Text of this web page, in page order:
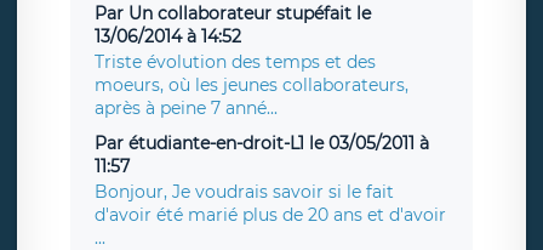
Par Un collaborateur stupéfait le
13/06/2014 à 14:52
Triste évolution des temps et des
moeurs, où les jeunes collaborateurs,
après à peine 7 anné...
Par étudiante-en-droit-L1 le 03/05/2011 à
11:57
Bonjour, Je voudrais savoir si le fait
d'avoir été marié plus de 20 ans et d'avoir
...